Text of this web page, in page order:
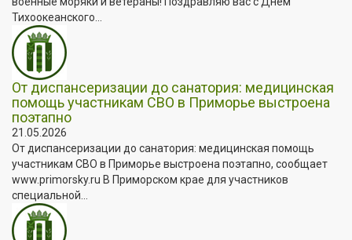
Тихоокеанского...
От диспансеризации до санатория: медицинская
помощь участникам СВО в Приморье выстроена
поэтапно
21.05.2026
От диспансеризации до санатория: медицинская помощь
участникам СВО в Приморье выстроена поэтапно, сообщает
www.primorsky.ru В Приморском крае для участников
специальной...